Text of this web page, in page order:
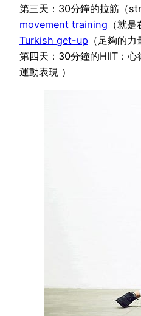
第三天：30分鐘的拉筋（
movement training （就
Turkish get-up （足夠的
第四天：30分鐘的HIIT：
運動表現 ）